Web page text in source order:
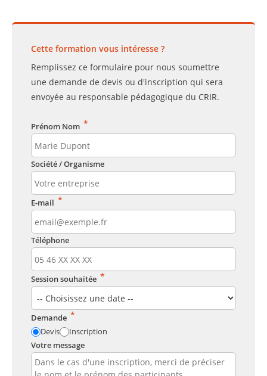
Cette formation vous intéresse ?
Remplissez ce formulaire pour nous soumettre
une demande de devis ou d'inscription qui sera
envoyée au responsable pédagogique du CRIR.
Prénom Nom *
Société / Organisme
E-mail *
Téléphone
Session souhaitée *
Demande *
Devis
Inscription
Votre message